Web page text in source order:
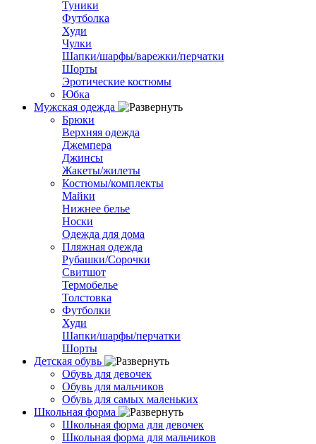
Туники
Футболка
Худи
Чулки
Шапки/шарфы/варежки/перчатки
Шорты
Эротические костюмы
Юбка
Мужская одежда
Брюки
Верхняя одежда
Джемпера
Джинсы
Жакеты/жилеты
Костюмы/комплекты
Майки
Нижнее белье
Носки
Одежда для дома
Пляжная одежда
Рубашки/Сорочки
Свитшот
Термобелье
Толстовка
Футболки
Худи
Шапки/шарфы/перчатки
Шорты
Детская обувь
Обувь для девочек
Обувь для мальчиков
Обувь для самых маленьких
Школьная форма
Школьная форма для девочек
Школьная форма для мальчиков